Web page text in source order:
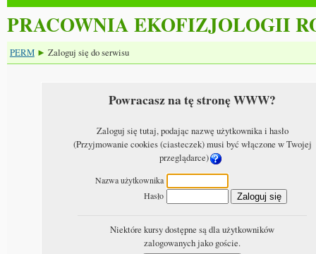
PRACOWNIA EKOFIZJOLOGII
PERM ► Zaloguj się do serwisu
Powracasz na tę stronę WWW?
Zaloguj się tutaj, podając nazwę użytkownika i hasło
(Przyjmowanie cookies (ciasteczek) musi być włączone w Twojej
przeglądarce)
Nazwa użytkownika
Hasło
Niektóre kursy dostępne są dla użytkowników
zalogowanych jako goście.